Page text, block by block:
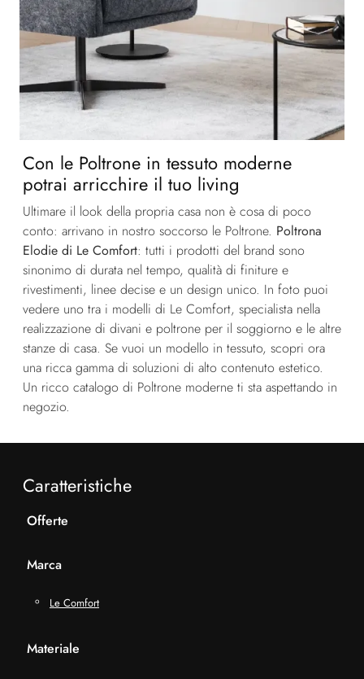
Con le Poltrone in tessuto moderne
potrai arricchire il tuo living
Ultimare il look della propria casa non è cosa di poco
conto: arrivano in nostro soccorso le Poltrone. Poltrona
Elodie di Le Comfort: tutti i prodotti del brand sono
sinonimo di durata nel tempo, qualità di finiture e
rivestimenti, linee decise e un design unico. In foto puoi
vedere uno tra i modelli di Le Comfort, specialista nella
realizzazione di divani e poltrone per il soggiorno e le altre
stanze di casa. Se vuoi un modello in tessuto, scopri ora
una ricca gamma di soluzioni di alto contenuto estetico.
Un ricco catalogo di Poltrone moderne ti sta aspettando in
negozio.
Caratteristiche
Offerte
Marca
Le Comfort
Materiale